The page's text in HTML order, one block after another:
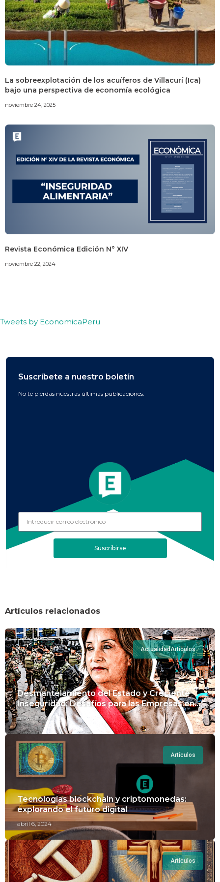
La sobreexplotación de los acuíferos de Villacurí (Ica)
bajo una perspectiva de economía ecológica
noviembre 24, 2025
Revista Económica Edición N° XIV
noviembre 22, 2024
Tweets by EconomicaPeru
Suscríbete a nuestro boletín
No te pierdas nuestras últimas publicaciones.
Suscribirse
Artículos relacionados
ActualidadArtículos
Desmantelamiento del Estado y Creciente
Inseguridad: Desafíos para las Empresas en
Perú.
mayo 8, 2024
Artículos
Tecnologías blockchain y criptomonedas:
explorando el futuro digital
abril 6, 2024
Artículos